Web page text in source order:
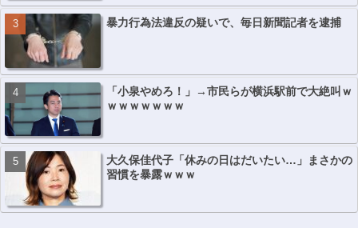
暴力行為法違反の疑いで、毎日新聞記者を逮捕
「小泉やめろ！」→市民らが横浜駅前で大絶叫ｗ
ｗｗｗｗｗｗｗ
大久保佳代子「休みの日はだいたい…」まさかの
習慣を暴露ｗｗｗ